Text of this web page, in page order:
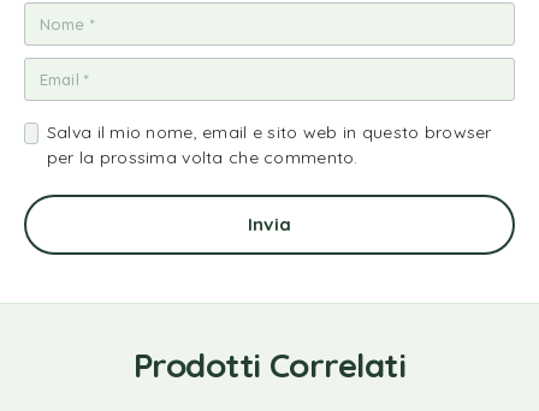
Salva il mio nome, email e sito web in questo browser
per la prossima volta che commento.
Prodotti Correlati